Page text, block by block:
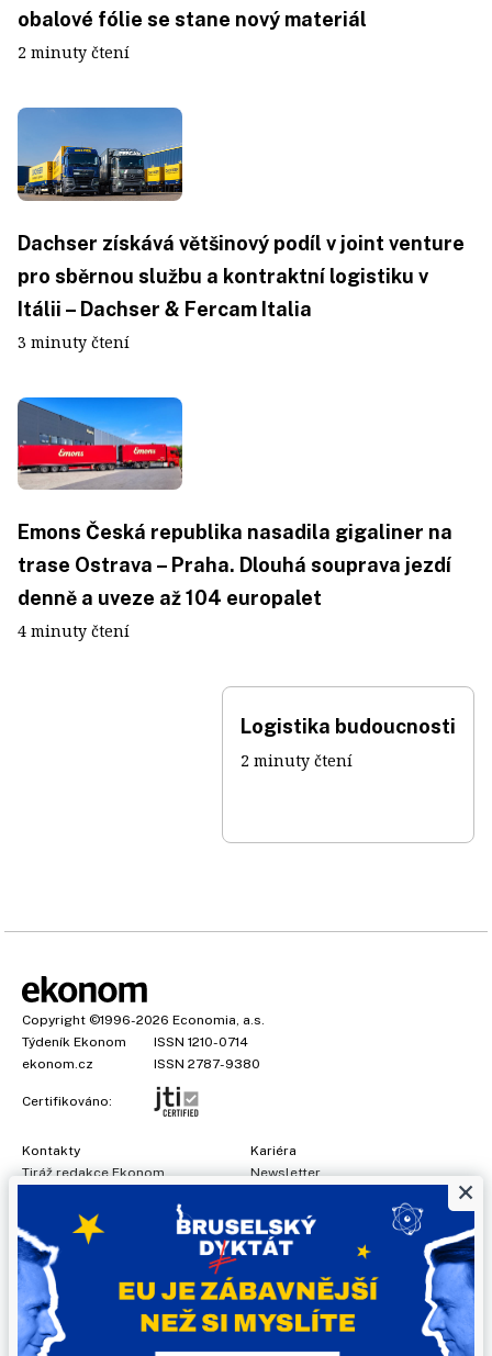
obalové fólie se stane nový materiál
2 minuty čtení
Dachser získává většinový podíl v joint venture
pro sběrnou službu a kontraktní logistiku v
Itálii – Dachser & Fercam Italia
3 minuty čtení
Emons Česká republika nasadila gigaliner na
trase Ostrava – Praha. Dlouhá souprava jezdí
denně a uveze až 104 europalet
4 minuty čtení
Logistika budoucnosti
2 minuty čtení
Copyright ©1996-2026 Economia, a.s.
Týdeník Ekonom
ISSN 1210-0714
ekonom.cz
ISSN 2787-9380
Certifikováno:
Kontakty
Tiráž redakce Ekonom
Kariéra
Newsletter
Prohlášení o cookies
Nastavení soukromí
Ochrana osobních údajů
Inzerce
, obchodní garant:Adéla Formáčková,+420 739 500 832
Jakékoliv užití obsahu, včetně převzetí článků, je bez souhlasu
×